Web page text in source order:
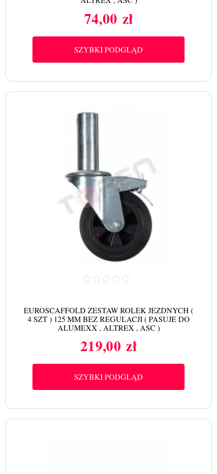
Cena
74,00 zł
SZYBKI PODGLĄD
EUROSCAFFOLD ZESTAW ROLEK JEZDNYCH (
4 SZT ) 125 MM BEZ REGULACJI ( PASUJE DO
ALUMEXX , ALTREX , ASC )
Cena
219,00 zł
SZYBKI PODGLĄD